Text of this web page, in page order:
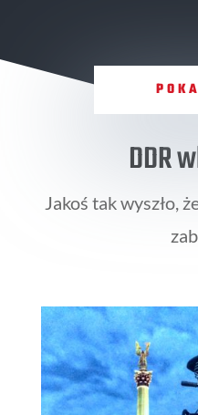
DDR
Jakoś tak wyszło,